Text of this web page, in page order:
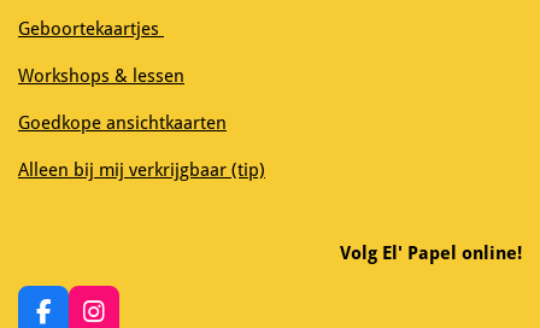
Geboortekaartjes
Workshops & lessen
Goedkope ansichtkaarten
Alleen bij mij verkrijgbaar (tip)
Volg El' Papel online!
F I